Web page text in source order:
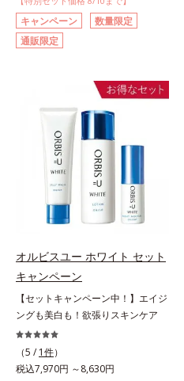
キャンペーン
数量限定
通販限定
オルビスユー ホワイト セット
キャンペーン
【セットキャンペーン中！】エイジ
ングも美白も！欲張りスキンケア
（5 / 1件）
税込7,970円 ～8,630円